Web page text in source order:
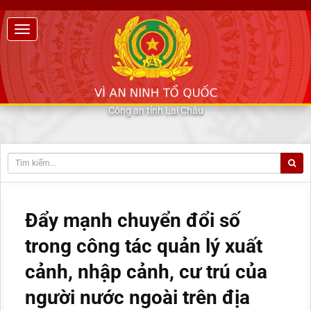
Công an tỉnh Lai Châu
Đẩy mạnh chuyển đổi số
trong công tác quản lý xuất
cảnh, nhập cảnh, cư trú của
người nước ngoài trên địa